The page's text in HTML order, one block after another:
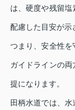
は、硬度や残留
配慮した目安が示
つまり、安全性を
ガイドラインの
提になります。
田柄水道では、